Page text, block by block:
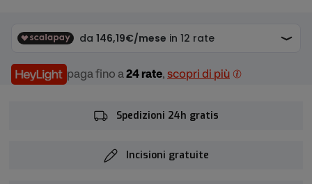
paga fino a 24 rate, scopri di più
Spedizioni 24h gratis
Incisioni gratuite